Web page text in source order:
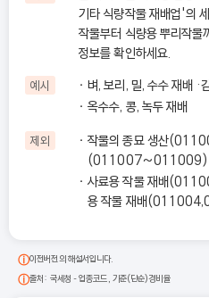
기타 식량작물 재배업'의
작물부터 식량용 뿌리작물
정보를 확인하세요.
예시
벼, 보리, 밀, 수수 재배 ·
옥수수, 콩, 녹두 재배
제외
작물의 종묘 생산
(011007~011009)
사료용 작물 재배
용 작물 재배
이전버전의 해설서입니다.
출처: 국세청 - 업종코드, 기준(단순)경비율